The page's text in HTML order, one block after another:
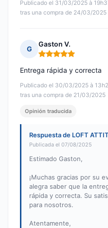
Publicado el 31/03/2025 à
tras una compra de 24/03/2025
G
Gaston V.
Nota: 5 de 5
Publicado el 30/03/2025 à
tras una compra de 21/03/2025
Entrega rápida y correcta
Opinión traducida
Respuesta de LOFT
Publicada el 07/08/2025
Estimado Gaston,
¡Muchas gracias por su
alegra saber que la
rápida y correcta. Su
para nosotros.
Atentamente,